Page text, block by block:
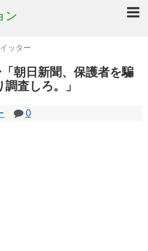
ン
ッター
朝日新聞、保護者を騙
査しろ。」
0